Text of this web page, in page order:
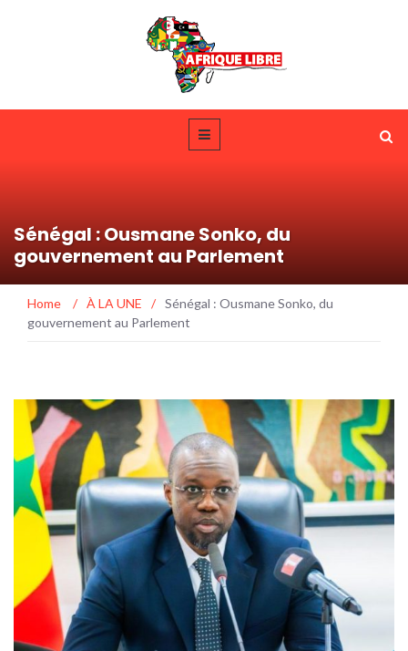
Sénégal : Ousmane Sonko, du
gouvernement au Parlement
Home / À LA UNE / Sénégal : Ousmane Sonko, du
gouvernement au Parlement